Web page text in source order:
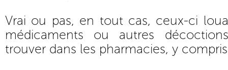
Vrai ou pas, en tout cas, ceux-ci
médicaments ou autres
trouver dans les pharmacies, y